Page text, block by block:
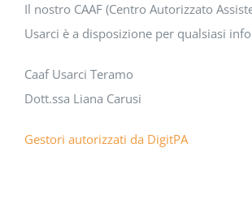
Il nostro CAAF (Centro Autorizzato
Usarci è a disposizione per qualsiasi
Caaf Usarci Teramo
Dott.ssa Liana Carusi
Gestori autorizzati da DigitPA